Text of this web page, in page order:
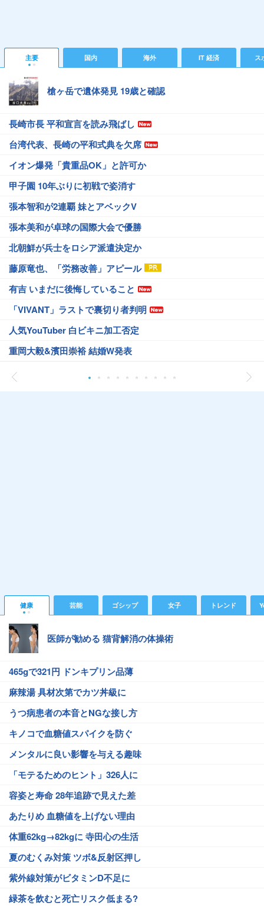
主要 国内 海外 IT 経済 ス
槍ヶ岳で遺体発見 19歳と確認
長崎市長 平和宣言を読み飛ばし
台湾代表、長崎の平和式典を欠席
イオン爆発「貴重品OK」と許可か
甲子園 10年ぶりに初戦で姿消す
張本智和が2連覇 妹とアベックV
張本美和が卓球の国際大会で優勝
北朝鮮が兵士をロシア派遣決定か
藤原竜也、「労務改善」アピール
有吉 いまだに後悔していること
「VIVANT」ラストで裏切り者判明
人気YouTuber 白ビキニ加工否定
重岡大毅&濱田崇裕 結婚W発表
健康 芸能 ゴシップ 女子 トレンド
医師が勧める 猫背解消の体操術
465gで321円 ドンキプリン品薄
麻辣湯 具材次第でカツ丼級に
うつ病患者の本音とNGな接し方
キノコで血糖値スパイクを防ぐ
メンタルに良い影響を与える趣味
「モテるためのヒント」326人に
容姿と寿命 28年追跡で見えた差
あたりめ 血糖値を上げない理由
体重62kg→82kgに 寺田心の生活
夏のむくみ対策 ツボ&反射区押し
紫外線対策がビタミンD不足に
緑茶を飲むと死亡リスク低まる?